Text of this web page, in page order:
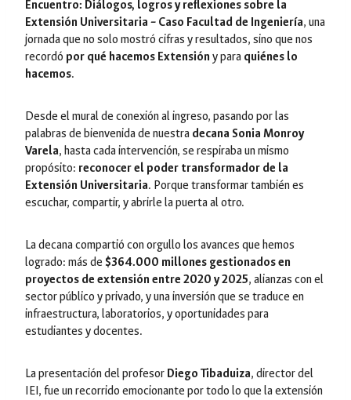
Encuentro: Diálogos, logros y reflexiones sobre la
Extensión Universitaria – Caso Facultad de Ingeniería, una
jornada que no solo mostró cifras y resultados, sino que nos
recordó por qué hacemos Extensión y para quiénes lo
hacemos.
Desde el mural de conexión al ingreso, pasando por las
palabras de bienvenida de nuestra decana Sonia Monroy
Varela, hasta cada intervención, se respiraba un mismo
propósito: reconocer el poder transformador de la
Extensión Universitaria. Porque transformar también es
escuchar, compartir, y abrirle la puerta al otro.
La decana compartió con orgullo los avances que hemos
logrado: más de $364.000 millones gestionados en
proyectos de extensión entre 2020 y 2025, alianzas con el
sector público y privado, y una inversión que se traduce en
infraestructura, laboratorios, y oportunidades para
estudiantes y docentes.
La presentación del profesor Diego Tibaduiza, director del
IEI, fue un recorrido emocionante por todo lo que la extensión